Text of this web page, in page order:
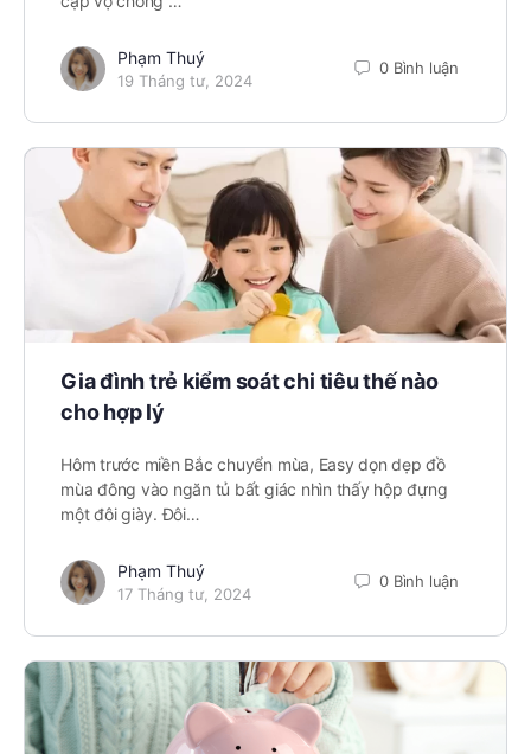
Phạm Thuý
19 Tháng tư, 2024
0 Bình luận
Gia đình trẻ kiểm soát chi tiêu thế nào
cho hợp lý
Hôm trước miền Bắc chuyển mùa, Easy dọn dẹp đồ
mùa đông vào ngăn tủ bất giác nhìn thấy hộp đựng
một đôi giày. Đôi…
Phạm Thuý
17 Tháng tư, 2024
0 Bình luận